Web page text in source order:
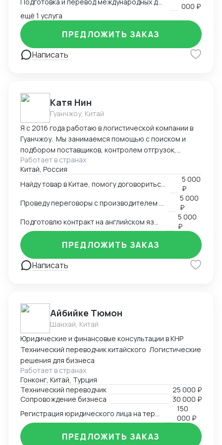
000 ₽
ещё 1 услуга
Написать
ПРЕДЛОЖИТЬ ЗАКАЗ
Катя Нин
Гуанчжоу, Китай
Я с 2016 года работаю в логистической компании в
Гуанчжоу. Мы занимаемся помощью с поиском и
подбором поставщиков, контролем отгрузок,
проверкой качества товара. В нашей компании
работает более 10 человек и мы всегда можем вам
помочь по любым вопросам связанным с заказом
Работает в странах
Китай, Россия
5 000
₽
5 000
₽
5 000
₽
Написать
ПРЕДЛОЖИТЬ ЗАКАЗ
Айбийке Тюмон
Шанхай, Китай
Юридические и финансовые консультации в КНР
Технический переводчик китайского Логистические
решения для бизнеса
Работает в странах
Гонконг, Китай, Турция
Технический переводчик
25 000 ₽
Сопровождение бизнеса
30 000 ₽
150
000 ₽
ПРЕДЛОЖИТЬ ЗАКАЗ